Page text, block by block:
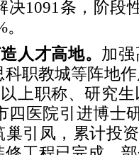
决1091条，阶段
人才高地。 加
职教城等阵地
上职称、研究
四医院引进博士
巢引凤，累计投